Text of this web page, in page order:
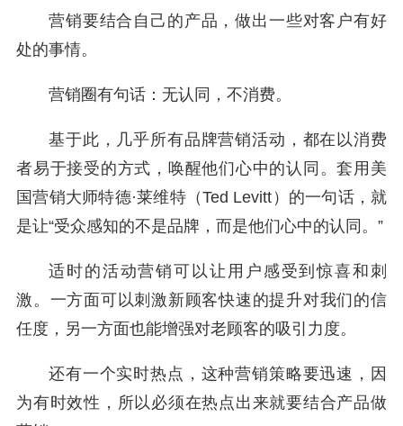
营销要结合自己的产品，做出一些对客户有好
处的事情。
营销圈有句话：无认同，不消费。
基于此，几乎所有品牌营销活动，都在以消费
者易于接受的方式，唤醒他们心中的认同。套用美
国营销大师特德·莱维特（Ted Levitt）的一句话，就
是让“受众感知的不是品牌，而是他们心中的认同。”
适时的活动营销可以让用户感受到惊喜和刺
激。一方面可以刺激新顾客快速的提升对我们的信
任度，另一方面也能增强对老顾客的吸引力度。
还有一个实时热点，这种营销策略要迅速，因
为有时效性，所以必须在热点出来就要结合产品做